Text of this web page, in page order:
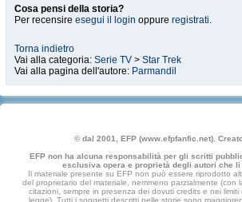
Cosa pensi della storia?
Per recensire esegui il login oppure registrati.
Torna indietro
Vai alla categoria: Serie TV > Star Trek
Vai alla pagina dell'autore: Parmandil
© dal 2001, EFP (www.efpfanfic.net).
EFP non ha alcuna responsabilità per gli scritti
esclusiva opera e proprietà degli autori che li
Il materiale presente su EFP non può essere riprodotto
del proprietario del materiale, nemmeno parzialmente (con
citazioni, sempre in presenza dei dovuti credits e nei limiti
legge). Tutti i soggetti descritti nelle storie sono